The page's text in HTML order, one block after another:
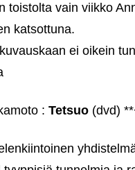
toistolta vain viikko
katsottuna.
ei oikein
: Tetsuo(dvd)